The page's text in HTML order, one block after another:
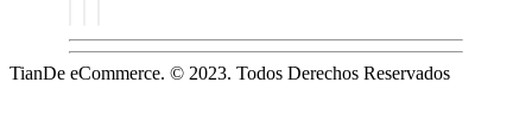
TianDe eCommerce. © 2023. Todos Derechos Reservados